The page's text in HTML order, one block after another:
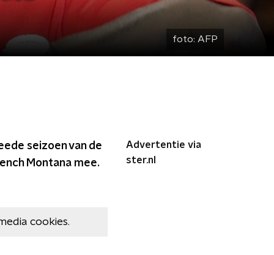
foto: AFP
seizoen van de
Montana mee.
cookies.
Advertentie via
ster.nl